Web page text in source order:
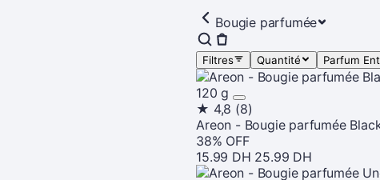
Bougie parfumée
Filtres Quantité Parfum
120 g
★ 4,8 (8)
Areon - Bougie parfumée
38% OFF
15.99 DH 25.99 DH